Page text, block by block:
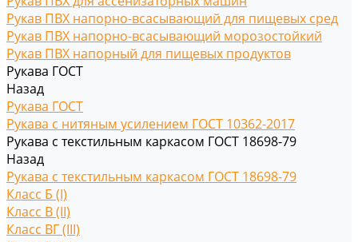
Рукав ПВХ напорно-всасывающий для пищевых сред
Рукав ПВХ напорно-всасывающий морозостойкий
Рукав ПВХ напорный для пищевых продуктов
Рукава ГОСТ
Назад
Рукава ГОСТ
Рукава с нитяным усилением ГОСТ 10362-2017
Рукава с текстильным каркасом ГОСТ 18698-79
Назад
Рукава с текстильным каркасом ГОСТ 18698-79
Класс Б (I)
Класс В (II)
Класс ВГ (III)